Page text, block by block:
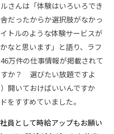
さんは「体験はいろいろでき
だったからか選択肢がなかっ
トルのような体験サービスが
なと思います」と語り、ラフ
万件の仕事情報が掲載されて
か？ 選びたい放題ですよ
開いておけばいいんですか
をすすめていました。
員として時給アップもお願い